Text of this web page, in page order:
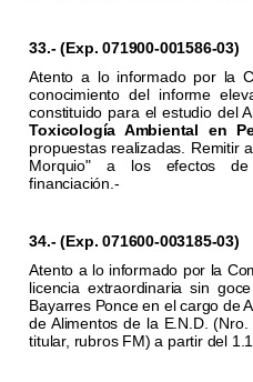
33.- (Exp. 071900-001586-03)
Atento a lo informado por la
conocimiento del informe
constituido para el estudio del
Toxicología Ambiental en
propuestas realizadas. Remitir
Morquio" a los efectos
financiación.-
34.- (Exp. 071600-003185-03)
Atento a lo informado por la
licencia extraordinaria sin
Bayarres Ponce en el cargo de
de Alimentos de la E.N.D.
titular, rubros FM) a partir del